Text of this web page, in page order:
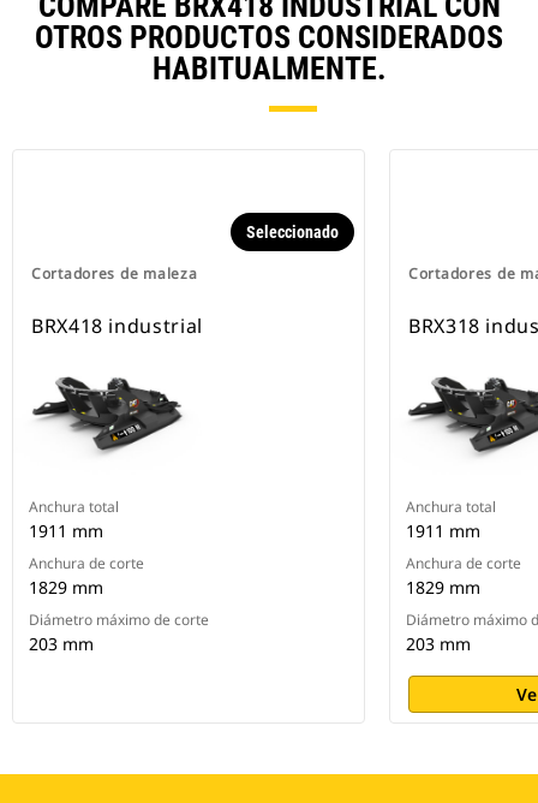
OTROS PRODUCTOS CONSIDERADOS
HABITUALMENTE.
Cortadores de maleza
Seleccionado
BRX418 industrial
Anchura total
1911 mm
Anchura de corte
1829 mm
Diámetro máximo de corte
203 mm
Cortadores de
BRX318
Anchura total
1911 mm
Anchura de corte
1829 mm
Diámetro máximo
203 mm